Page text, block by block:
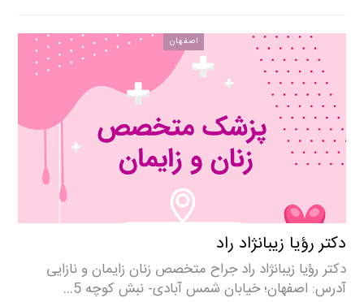
اصفهان
دکتر رؤیا زیبانژاد راد
دکتر رؤیا زیبانژاد راد جراح متخصص زنان زایمان و نازایی
آدرس: اصفهان؛ خیابان شمس آبادی- نبش کوچه 5…